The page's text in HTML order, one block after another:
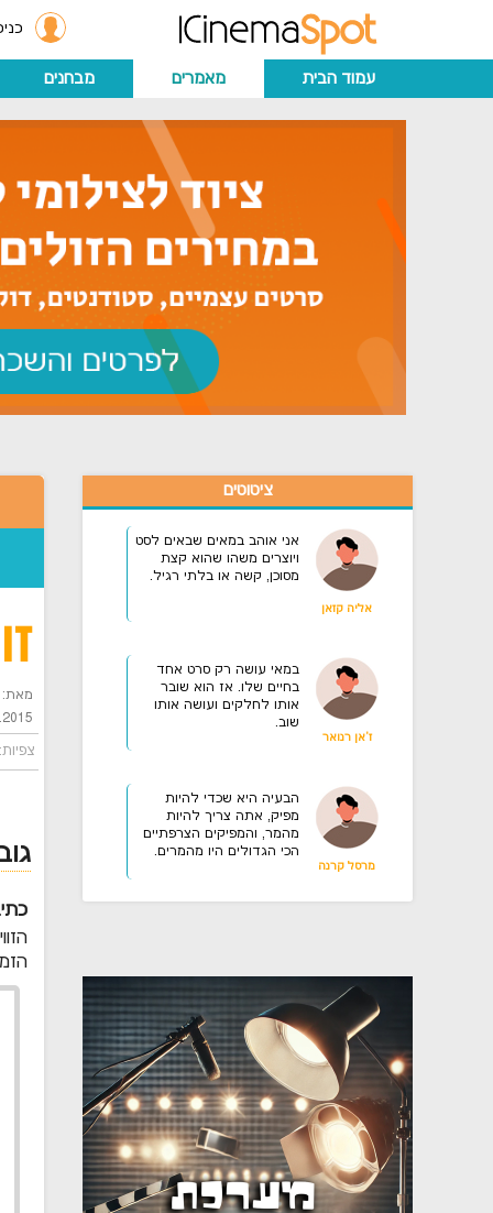
עמוד הבית מאמרים מבחנים
ציטוטים
אליה קזאן
אני אוהב במאים שבאים לסט
ויוצרים משהו שהוא קצת
מסוכן, קשה או בלתי רגיל.
ז'אן רנואר
במאי עושה רק סרט אחד
בחיים שלו. אז הוא שובר
אותו לחלקים ועושה אותו
שוב.
מרסל קרנה
הבעיה היא שכדי להיות
מפיק, אתה צריך להיות
מהמר, והמפיקים הצרפתיים
הכי הגדולים היו מהמרים.
מאת:
צפיות: